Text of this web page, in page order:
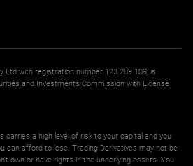
Ltd with registration number 123 289 109, is
and Investments Commission with License
carries a high level of risk to your capital and you
can afford to lose. Trading Derivatives may not be
own or have rights in the underlying assets. You